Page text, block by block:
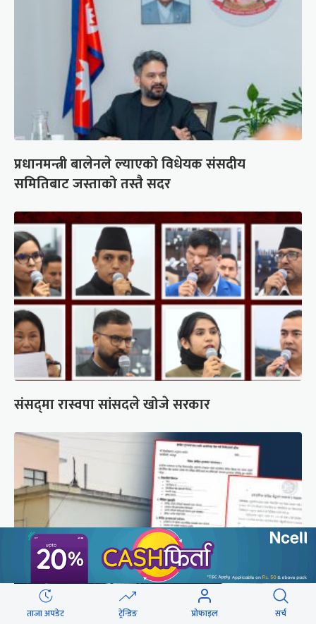
प्रधानमन्त्री बालेनले ल्याएको विधेयक संसदीय
समितिबाट जस्ताको तस्तै सदर
संसद्‍मा रास्वपा सांसदले खोजे सरकार
ताजा अपडेट ट्रेन्डिङ प्रोफाइल सर्च